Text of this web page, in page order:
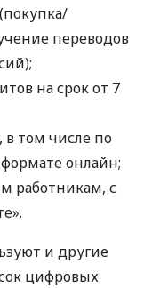
переводов
на срок от 7
том числе по
онлайн;
работникам, с
и другие
цифровых